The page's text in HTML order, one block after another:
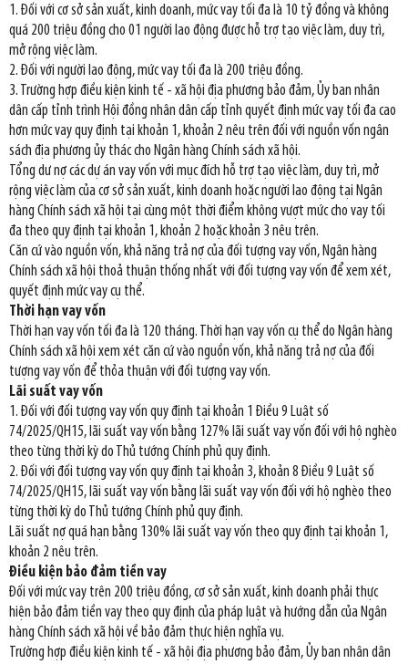
1. Đối với cơ sở sản xuất, kinh doanh, mức vay tối đa là 10 tỷ đồng và không
quá 200 triệu đồng cho 01 người lao động được hỗ trợ tạo việc làm, duy trì,
mở rộng việc làm.
2. Đối với người lao động, mức vay tối đa là 200 triệu đồng.
3. Trường hợp điều kiện kinh tế - xã hội địa phương bảo đảm, Ủy ban nhân
dân cấp tỉnh trình Hội đồng nhân dân cấp tỉnh quyết định mức vay tối đa cao
hơn mức vay quy định tại khoản 1, khoản 2 nêu trên đối với nguồn vốn ngân
sách địa phương ủy thác cho Ngân hàng Chính sách xã hội.
Tổng dư nợ các dự án vay vốn với mục đích hỗ trợ tạo việc làm, duy trì, mở
rộng việc làm của cơ sở sản xuất, kinh doanh hoặc người lao động tại Ngân
hàng Chính sách xã hội tại cùng một thời điểm không vượt mức cho vay tối
đa theo quy định tại khoản 1, khoản 2 hoặc khoản 3 nêu trên.
Căn cứ vào nguồn vốn, khả năng trả nợ của đối tượng vay vốn, Ngân hàng
Chính sách xã hội thoả thuận thống nhất với đối tượng vay vốn để xem xét,
quyết định mức vay cụ thể.
Thời hạn vay vốn
Thời hạn vay vốn tối đa là 120 tháng. Thời hạn vay vốn cụ thể do Ngân hàng
Chính sách xã hội xem xét căn cứ vào nguồn vốn, khả năng trả nợ của đối
tượng vay vốn để thỏa thuận với đối tượng vay vốn.
Lãi suất vay vốn
1. Đối với đối tượng vay vốn quy định tại khoản 1 Điều 9 Luật số
74/2025/QH15, lãi suất vay vốn bằng 127% lãi suất vay vốn đối với hộ nghèo
theo từng thời kỳ do Thủ tướng Chính phủ quy định.
2. Đối với đối tượng vay vốn quy định tại khoản 3, khoản 8 Điều 9 Luật số
74/2025/QH15, lãi suất vay vốn bằng lãi suất vay vốn đối với hộ nghèo theo
từng thời kỳ do Thủ tướng Chính phủ quy định.
Lãi suất nợ quá hạn bằng 130% lãi suất vay vốn theo quy định tại khoản 1,
khoản 2 nêu trên.
Điều kiện bảo đảm tiền vay
Đối với mức vay trên 200 triệu đồng, cơ sở sản xuất, kinh doanh phải thực
hiện bảo đảm tiền vay theo quy định của pháp luật và hướng dẫn của Ngân
hàng Chính sách xã hội về bảo đảm thực hiện nghĩa vụ.
Trường hợp điều kiện kinh tế - xã hội địa phương bảo đảm, Ủy ban nhân dân